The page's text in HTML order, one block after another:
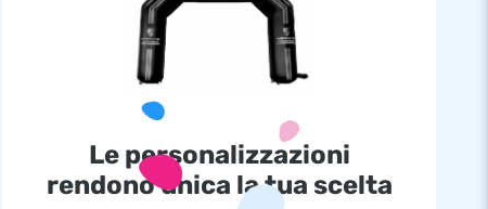
Le personalizzazioni
rendono unica la tua scelta